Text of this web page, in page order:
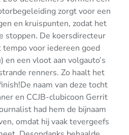
zorgt voor een
en kruispunten, zodat het
stoppen. De koersdirecteur
voor iedereen goed
en een vloot aan volgauto’s
renners. Zo haalt het
naam van deze tocht
en CCJB-clubicoon Gerrit
had hem de bijnaam
omdat hij vaak tevergeefs